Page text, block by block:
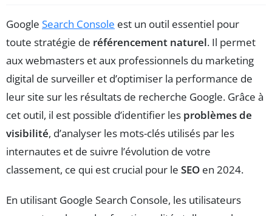
Google Search Console est un outil essentiel pour
toute stratégie de référencement naturel. Il permet
aux webmasters et aux professionnels du marketing
digital de surveiller et d’optimiser la performance de
leur site sur les résultats de recherche Google. Grâce à
cet outil, il est possible d’identifier les problèmes de
visibilité, d’analyser les mots-clés utilisés par les
internautes et de suivre l’évolution de votre
classement, ce qui est crucial pour le SEO en 2024.
En utilisant Google Search Console, les utilisateurs